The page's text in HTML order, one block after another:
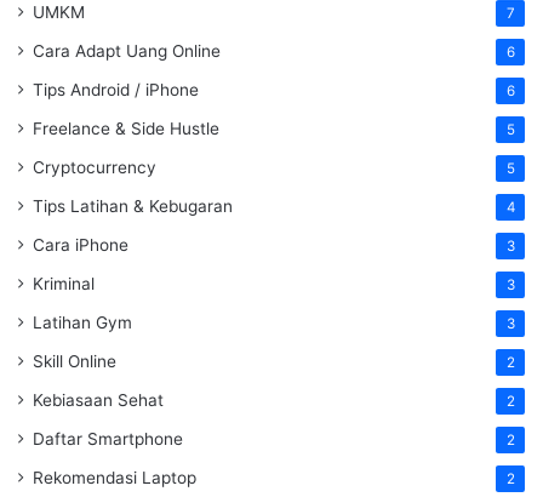
UMKM 7
Cara Adapt Uang Online 6
Tips Android / iPhone 6
Freelance & Side Hustle 5
Cryptocurrency 5
Tips Latihan & Kebugaran 4
Cara iPhone 3
Kriminal 3
Latihan Gym 3
Skill Online 2
Kebiasaan Sehat 2
Daftar Smartphone 2
Rekomendasi Laptop 2